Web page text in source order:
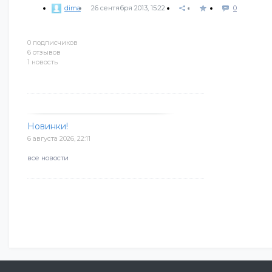
0 подписчиков
6 отзывов
1 новость
Новинки!
6 августа 2026, 22:11
все новости
dima 26 сентября 2013, 15:22 0